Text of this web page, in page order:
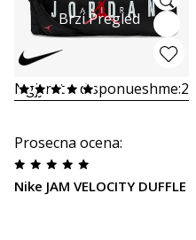
Brzi Pregled
Ngjyrat e disponueshme:2
Prosecna ocena:
Nike JAM VELOCITY DUFFLE